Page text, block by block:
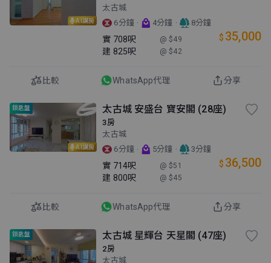
AI講房
太古城
6分鐘 · 4分鐘 · 8分鐘
實 708呎 @ $49
建 825呎 @ $42
$ 35,000
比較 WhatsApp代理 分享
AI講房
鎖匙盤 太古城 安盛台 寶安閣 (28座)
3房
太古城
6分鐘 · 5分鐘 · 3分鐘
實 714呎 @ $51
建 800呎 @ $45
$ 36,500
比較 WhatsApp代理 分享
鎖匙盤 太古城 星輝台 天星閣 (47座)
2房
太古城